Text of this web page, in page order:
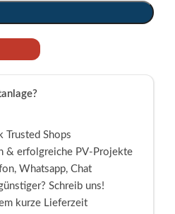
Trusted Shops
& erfolgreiche PV-Projekte
Whatsapp, Chat
Schreib uns!
kurze Lieferzeit